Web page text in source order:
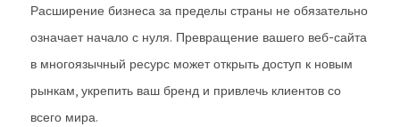
Расширение бизнеса за пределы страны не обязательно
означает начало с нуля. Превращение вашего веб-сайта
в многоязычный ресурс может открыть доступ к новым
рынкам, укрепить ваш бренд и привлечь клиентов со
всего мира.